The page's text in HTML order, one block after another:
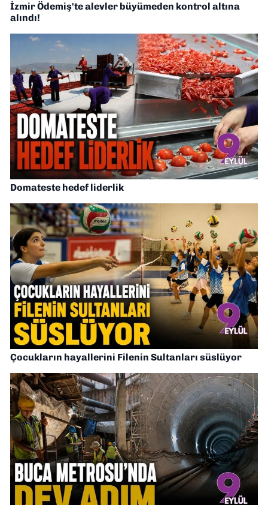
İzmir Ödemiş'te alevler büyümeden kontrol altına
alındı!
Domateste hedef liderlik
Çocukların hayallerini Filenin Sultanları süslüyor